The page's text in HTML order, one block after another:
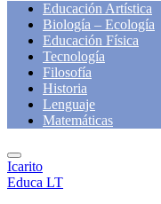
Educación Artística
Biología – Ecología
Educación Física
Tecnología
Filosofía
Historia
Lenguaje
Matemáticas
Icarito
Educa LT